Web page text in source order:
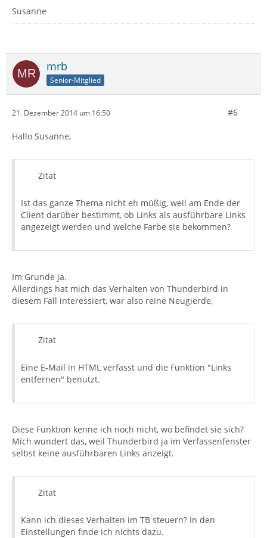
Susanne
mrb
Senior-Mitglied
21. Dezember 2014 um 16:50 #6
Hallo Susanne,
Zitat
Ist das ganze Thema nicht eh müßig, weil am Ende der
Client darüber bestimmt, ob Links als ausführbare Links
angezeigt werden und welche Farbe sie bekommen?
Im Grunde ja.
Allerdings hat mich das Verhalten von Thunderbird in
diesem Fall interessiert, war also reine Neugierde,
Zitat
Eine E-Mail in HTML verfasst und die Funktion "Links
entfernen" benutzt.
Diese Funktion kenne ich noch nicht, wo befindet sie sich?
Mich wundert das, weil Thunderbird ja im Verfassenfenster
selbst keine ausführbaren Links anzeigt.
Zitat
Kann ich dieses Verhalten im TB steuern? In den
Einstellungen finde ich nichts dazu.